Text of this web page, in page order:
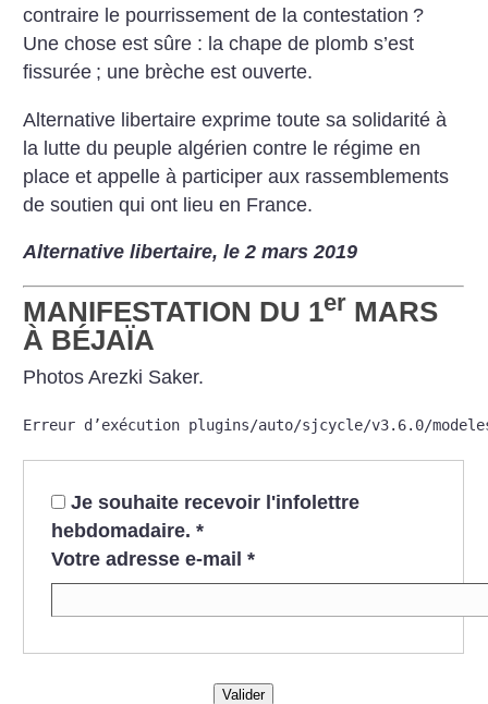
contraire le pourrissement de la contestation ?
Une chose est sûre : la chape de plomb s’est
fissurée ; une brèche est ouverte.
Alternative libertaire exprime toute sa solidarité à
la lutte du peuple algérien contre le régime en
place et appelle à participer aux rassemblements
de soutien qui ont lieu en France.
Alternative libertaire, le 2 mars 2019
MANIFESTATION DU 1er MARS
À BÉJAÏA
Photos Arezki Saker.
Erreur d’exécution plugins/auto/sjcycle/v3.6.0/
Je souhaite recevoir l'infolettre
hebdomadaire. *
Votre adresse e-mail *
Valider